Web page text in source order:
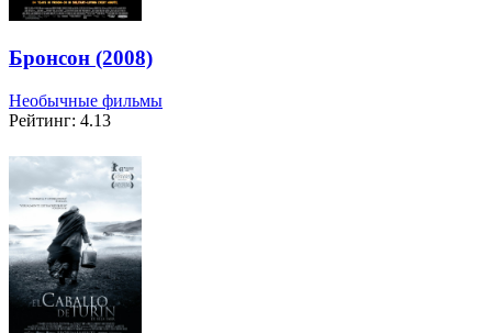
Бронсон (2008)
Необычные фильмы
Рейтинг: 4.13